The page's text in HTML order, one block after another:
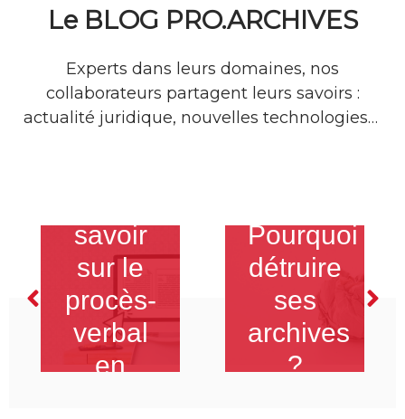
Le BLOG PRO.ARCHIVES
Experts dans leurs domaines, nos
collaborateurs partagent leurs savoirs :
actualité juridique, nouvelles technologies…
savoir
sur le
procès-
verbal
en
Pourquoi
détruire
ses
archives
?